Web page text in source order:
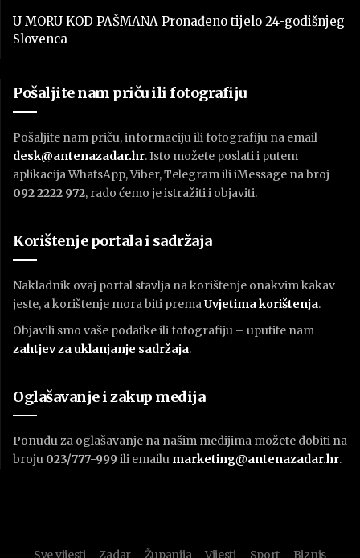
U MORU KOD PAŠMANA Pronađeno tijelo 24-godišnjeg
Slovenca
Pošaljite nam priču ili fotografiju
Pošaljite nam priču, informaciju ili fotografiju na email
desk@antenazadar.hr. Isto možete poslati i putem
aplikacija WhatsApp, Viber, Telegram ili iMessage na broj
092 2222 972, rado ćemo je istražiti i objaviti.
Korištenje portala i sadržaja
Nakladnik ovaj portal stavlja na korištenje onakvim kakav
jeste, a korištenje mora biti prema Uvjetima korištenja.
Objavili smo vaše podatke ili fotografiju – uputite nam
zahtjev za uklanjanje sadržaja.
Oglašavanje i zakup medija
Ponudu za oglašavanje na našim medijima možete dobiti na
broju 023/777-999 ili emailu marketing@antenazadar.hr.
Sve vijesti Zadar Županija Vijesti Sport Biznis